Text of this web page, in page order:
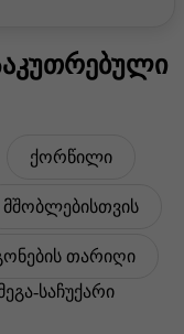
ქორწილი
მშობლებისთვის
თარიღი
საჩუქარი